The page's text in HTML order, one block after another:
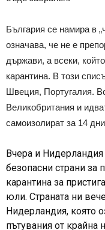
България се намира в
означава, че не е
държави, а всеки,
карантина. В този
Швеция, Португалия.
Великобритания и
самоизолират за 14
Вчера и
безопасни страни за
карантина за
юли. Страната ни
Нидерландия, която
пътувания от крайна